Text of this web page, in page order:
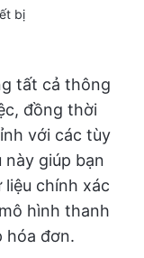
bị
tất cả thông
đồng thời
với các tùy
này giúp bạn
chính xác
hình thanh
hóa đơn.